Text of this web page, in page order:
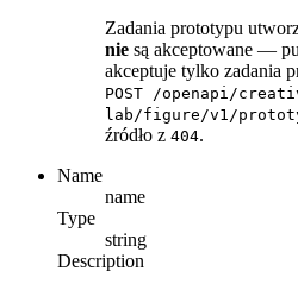
Zadania prototypu
nie są akceptowane —
akceptuje tylko zadania
POST /openapi/
lab/figure/v1/
źródło z 404.
Name
name
Type
string
Description